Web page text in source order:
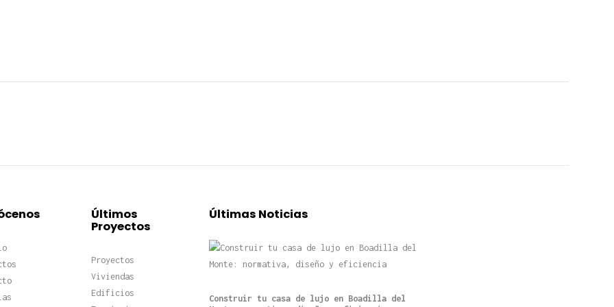
Últimos
Proyectos
Proyectos
Viviendas
Edificios
Últimas Noticias
Construir tu casa de lujo en Boadilla del